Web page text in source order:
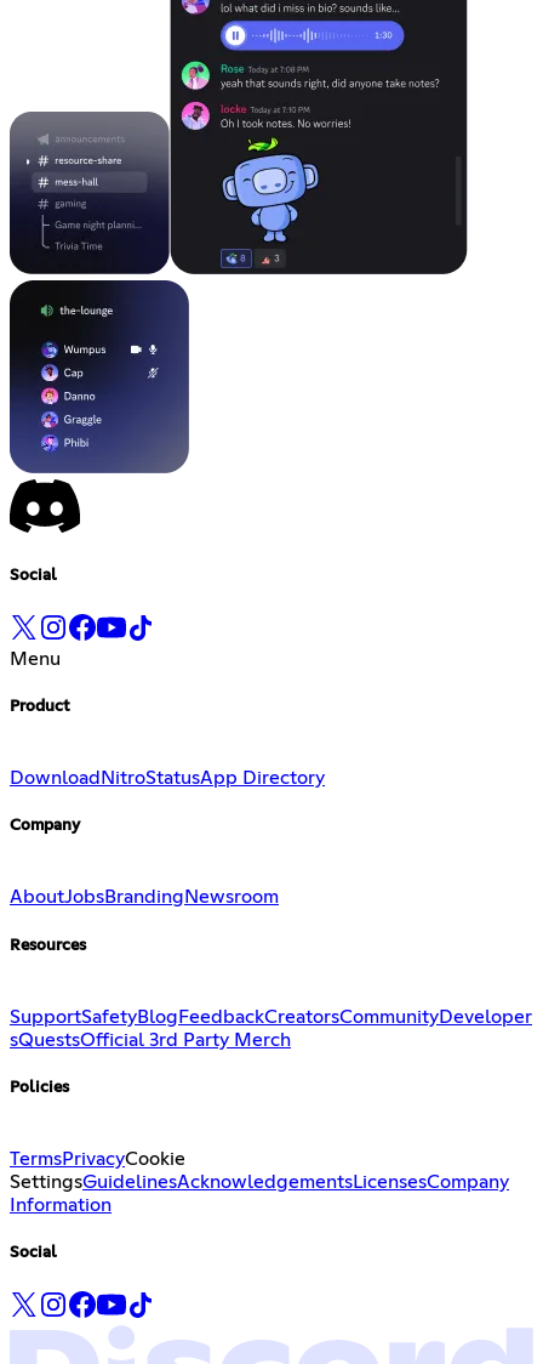
Social
Menu
Product
Download NitroStatusApp Directory
Company
AboutJobsBranding Newsroom
Resources
SupportSafetyBlog FeedbackCreatorsCommunityDeveloper
sQuestsOfficial 3rd Party Merch
Policies
TermsPrivacyCookie
SettingsGuidelinesAcknowledgementsLicensesCompany
Information
Social